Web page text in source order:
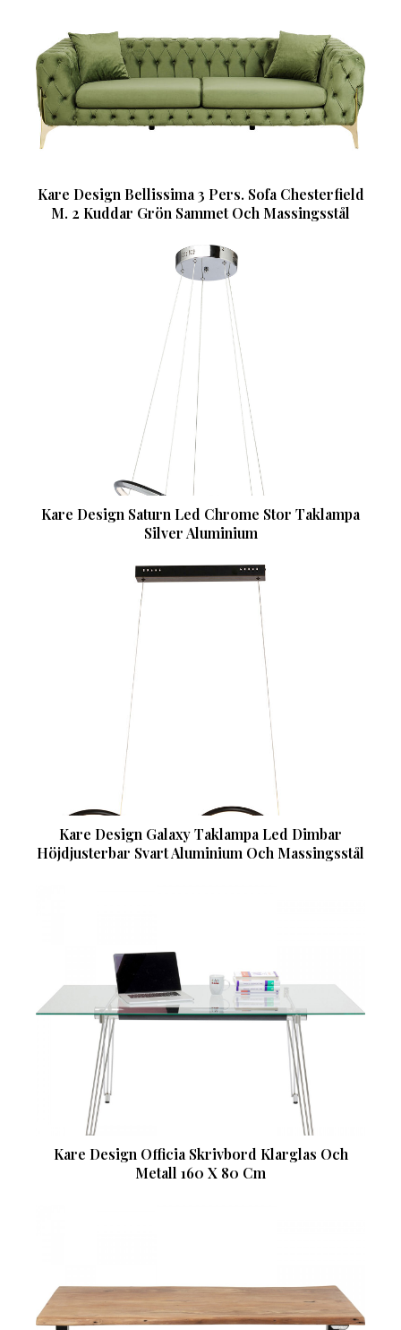
Kare Design Bellissima 3 Pers. Sofa Chesterfield
M. 2 Kuddar Grön Sammet Och Massingsstål
Kare Design Saturn Led Chrome Stor Taklampa
Silver Aluminium
Kare Design Galaxy Taklampa Led Dimbar
Höjdjusterbar Svart Aluminium Och Massingsstål
Kare Design Officia Skrivbord Klarglas Och
Metall 160 X 80 Cm